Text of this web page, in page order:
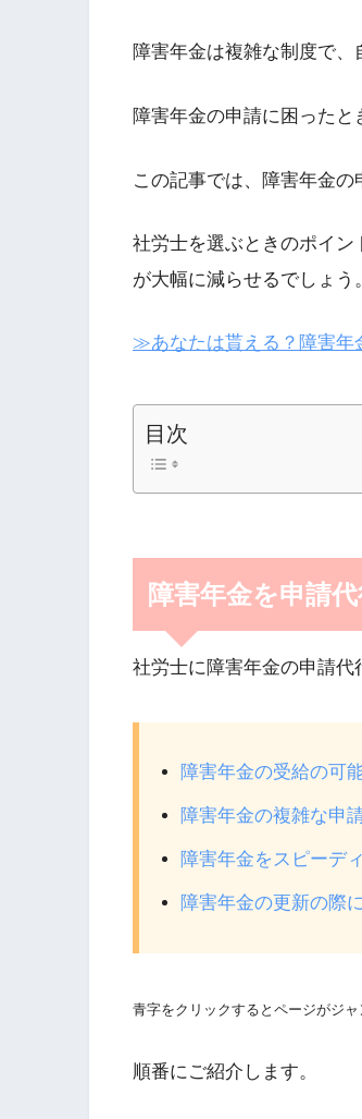
障害年金は複雑な制度で、
障害年金の申請に困ったと
この記事では、障害年金の
社労士を選ぶときのポイ
が大幅に減らせるでしょう。
≫あなたは貰える？障害年
目次
障害年金を申請
社労士に障害年金の申請代
障害年金の受給の可
障害年金の複雑な申
障害年金をスピーデ
障害年金の更新の際
青字をクリックするとページがジャ
順番にご紹介します。